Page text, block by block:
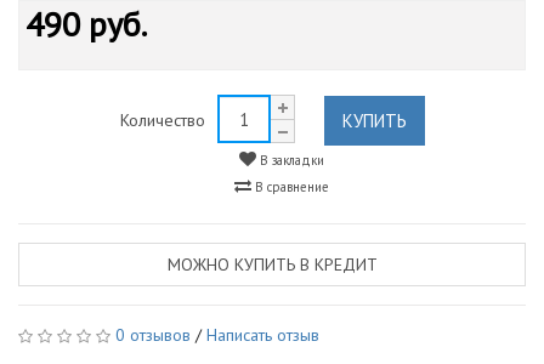
490 руб.
Количество КУПИТЬ
В закладки
В сравнение
МОЖНО КУПИТЬ В КРЕДИТ
0 отзывов /Написать отзыв